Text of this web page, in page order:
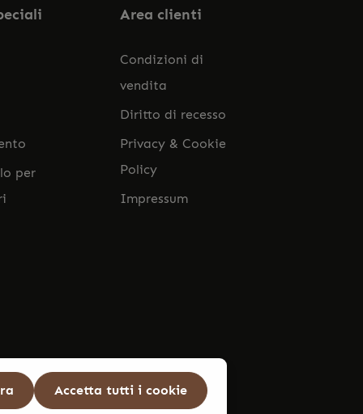
per
Area clienti
Condizioni di
vendita
Diritto di recesso
Privacy & Cookie
Policy
Impressum
Accetta tutti i cookie